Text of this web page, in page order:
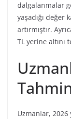
dalgalanmalar
yaşadığı değer
artırmıştır.
TL yerine
Uzmanlar, 2026